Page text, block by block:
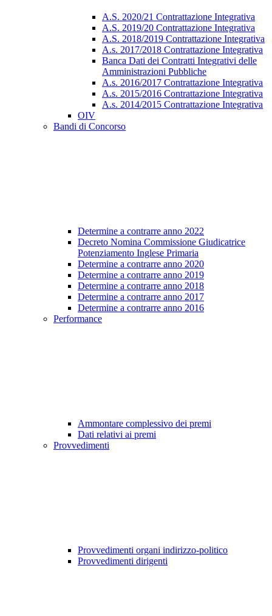
A.S. 2020/21 Contrattazione Integrativa
A.S. 2019/20 Contrattazione Integrativa
A.S. 2018/2019 Contrattazione Integrativa
A.s. 2017/2018 Contrattazione Integrativa
Banca Dati dei Contratti Integrativi delle
Amministrazioni Pubbliche
A.s. 2016/2017 Contrattazione Integrativa
A.s. 2015/2016 Contrattazione Integrativa
A.s. 2014/2015 Contrattazione Integrativa
OIV
Bandi di Concorso
Determine a contrarre anno 2022
Decreto Nomina Commissione Giudicatrice
Potenziamento Inglese Primaria
Determine a contrarre anno 2020
Determine a contrarre anno 2019
Determine a contrarre anno 2018
Determine a contrarre anno 2017
Determine a contrarre anno 2016
Performance
Ammontare complessivo dei premi
Dati relativi ai premi
Provvedimenti
Provvedimenti organi indirizzo-politico
Provvedimenti dirigenti